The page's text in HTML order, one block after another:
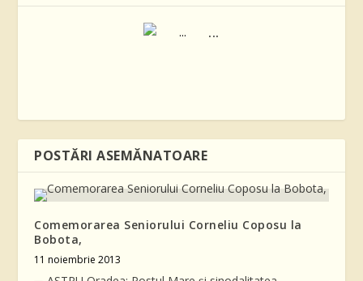
...
POSTĂRI ASEMĂNATOARE
Comemorarea Seniorului Corneliu Coposu la
Bobota,
11 noiembrie 2013